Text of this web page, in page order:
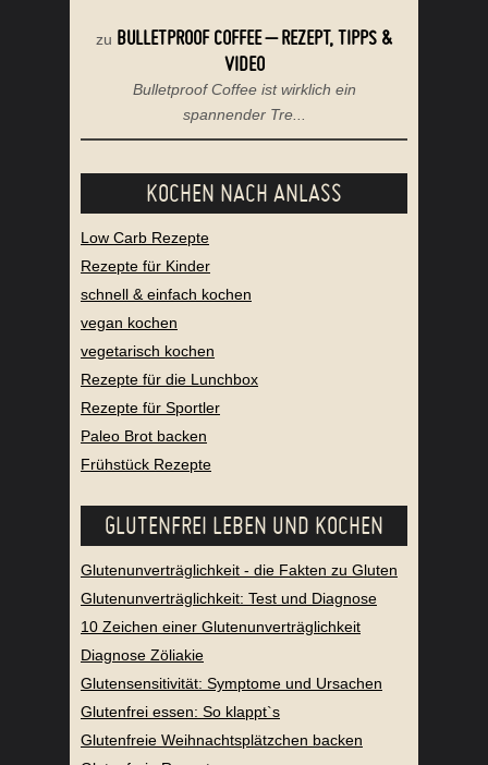
zu BULLETPROOF COFFEE – REZEPT, TIPPS &
VIDEO
Bulletproof Coffee ist wirklich ein
spannender Tre...
KOCHEN NACH ANLASS
Low Carb Rezepte
Rezepte für Kinder
schnell & einfach kochen
vegan kochen
vegetarisch kochen
Rezepte für die Lunchbox
Rezepte für Sportler
Paleo Brot backen
Frühstück Rezepte
GLUTENFREI LEBEN UND KOCHEN
Glutenunverträglichkeit - die Fakten zu Gluten
Glutenunverträglichkeit: Test und Diagnose
10 Zeichen einer Glutenunverträglichkeit
Diagnose Zöliakie
Glutensensitivität: Symptome und Ursachen
Glutenfrei essen: So klappt`s
Glutenfreie Weihnachtsplätzchen backen